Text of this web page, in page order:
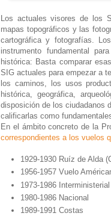
Los actuales visores de los
mapas topográficos y las
cartográfica y fotografías.
instrumento fundamental
histórica: Basta comparar
SIG actuales para empezar a
los caminos, los usos
histórica, geográfica,
disposición de los ciudadanos
calificarlas como
En el ámbito concreto de la
correspondientes a los vuelos
1929-1930 Ruíz de Alda
1956-1957 Vuelo
1973-1986 Interministerial
1980-1986 Nacional
1989-1991 Costas